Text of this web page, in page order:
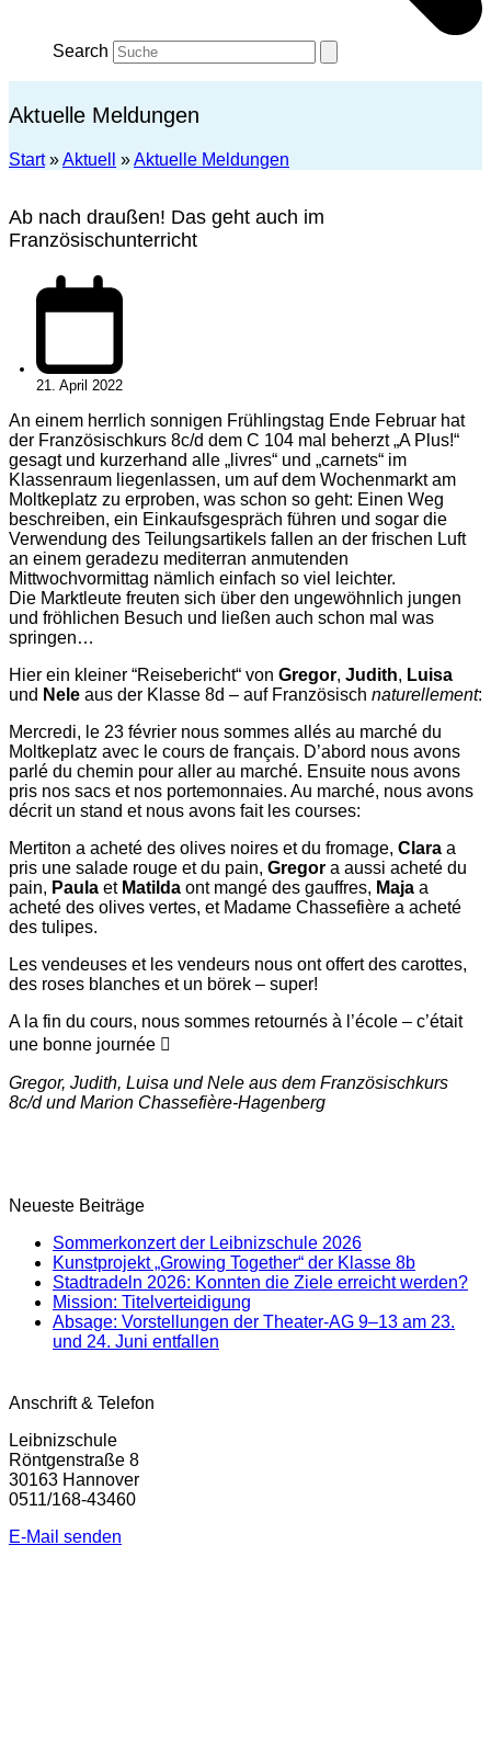
Search
Aktuelle Meldungen
Start»Aktuell »Aktuelle Meldungen
Ab nach draußen! Das geht auch im
Französischunterricht
21. April 2022
An einem herrlich sonnigen Frühlingstag Ende Februar hat
der Französischkurs 8c/d dem C 104 mal beherzt „A Plus!“
gesagt und kurzerhand alle „livres“ und „carnets“ im
Klassenraum liegenlassen, um auf dem Wochenmarkt am
Moltkeplatz zu erproben, was schon so geht: Einen Weg
beschreiben, ein Einkaufsgespräch führen und sogar die
Verwendung des Teilungsartikels fallen an der frischen Luft
an einem geradezu mediterran anmutenden
Mittwochvormittag nämlich einfach so viel leichter.
Die Marktleute freuten sich über den ungewöhnlich jungen
und fröhlichen Besuch und ließen auch schon mal was
springen…
Hier ein kleiner “Reisebericht“ von Gregor, Judith, Luisa
und Nele aus der Klasse 8d – auf Französisch naturellement:
Mercredi, le 23 février nous sommes allés au marché du
Moltkeplatz avec le cours de français. D’abord nous avons
parlé du chemin pour aller au marché. Ensuite nous avons
pris nos sacs et nos portemonnaies. Au marché, nous avons
décrit un stand et nous avons fait les courses:
Mertiton a acheté des olives noires et du fromage, Clara a
pris une salade rouge et du pain, Gregor a aussi acheté du
pain, Paula et Matilda ont mangé des gauffres, Maja a
acheté des olives vertes, et Madame Chassefière a acheté
des tulipes.
Les vendeuses et les vendeurs nous ont offert des carottes,
des roses blanches et un börek – super!
A la fin du cours, nous sommes retournés à l’école – c’était
une bonne journée 
Gregor, Judith, Luisa und Nele aus dem Französischkurs
8c/d und Marion Chassefière-Hagenberg
Neueste Beiträge
Sommerkonzert der Leibnizschule 2026
Kunstprojekt „Growing Together“ der Klasse 8b
Stadtradeln 2026: Konnten die Ziele erreicht werden?
Mission: Titelverteidigung
Absage: Vorstellungen der Theater-AG 9–13 am 23.
und 24. Juni entfallen
Anschrift & Telefon
Leibnizschule
Röntgenstraße 8
30163 Hannover
0511/168-43460
E-Mail senden